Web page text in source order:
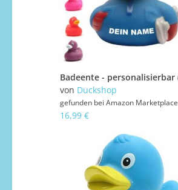
von Duckshop
gefunden bei Amazon Marketplace
16,99 €